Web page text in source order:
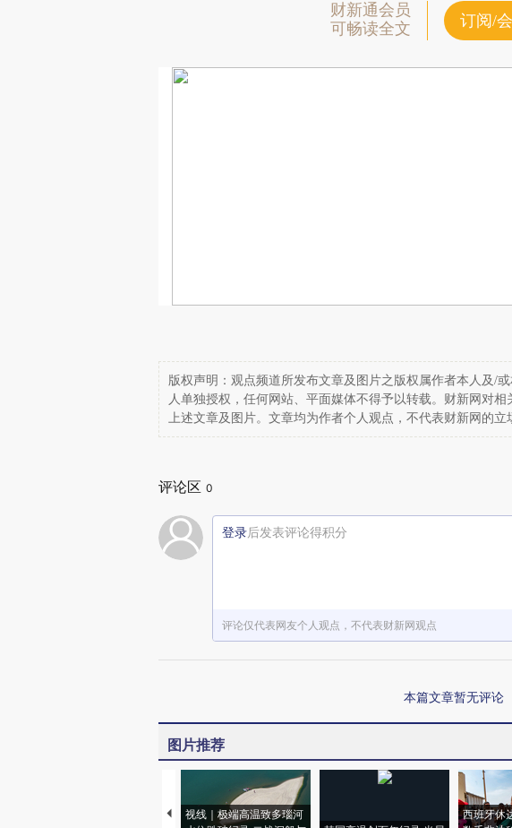
财新通会员
可畅读全文
订阅/
版权声明：观点频道所发布文章及图片之版权属作者本人及/
人单独授权，任何网站、平面媒体不得予以转载。财新网对
上述文章及图片。文章均为作者个人观点，不代表财新网的立
评论区 0
登录后发表评论得积分
评论仅代表网友个人观点，不代表财新网观点
本篇文章暂无评论
图片推荐
视线｜极端高温致多瑙河
西班牙休